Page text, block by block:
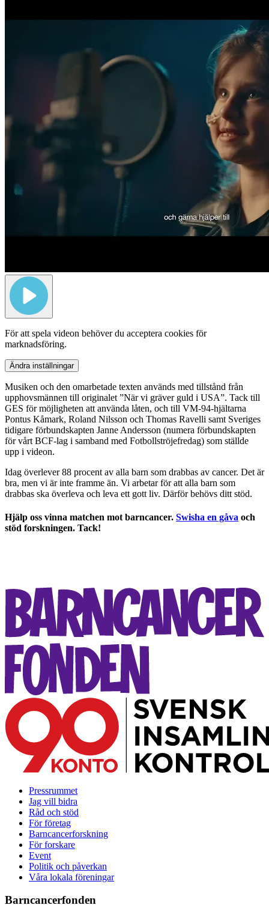
För att spela videon behöver du acceptera cookies för
marknadsföring.
Ändra inställningar
Musiken och den omarbetade texten används med tillstånd från
upphovsmännen till originalet ”När vi gräver guld i USA”. Tack till
GES för möjligheten att använda låten, och till VM-94-hjältarna
Pontus Kåmark, Roland Nilsson och Thomas Ravelli samt Sveriges
tidigare förbundskapten Janne Andersson (numera förbundskapten
för vårt BCF-lag i samband med Fotbollströjefredag) som ställde
upp i videon.
Idag överlever 88 procent av alla barn som drabbas av cancer. Det är
bra, men vi är inte framme än. Vi arbetar för att alla barn som
drabbas ska överleva och leva ett gott liv. Därför behövs ditt stöd.
Hjälp oss vinna matchen mot barncancer. Swisha en gåva och
stöd forskningen. Tack!
Pressrummet
Jag vill bidra
Råd och stöd
För företag
Barncancerforskning
För forskare
Event
Politik och påverkan
Våra lokala föreningar
Barncancerfonden